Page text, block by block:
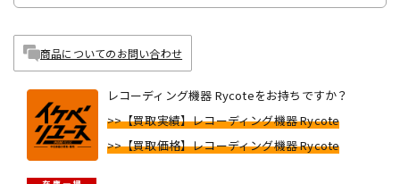
商品についてのお問い合わせ
レコーディング機器 Rycoteをお持ちですか？
>>【買取実績】レコーディング機器 Rycote
>>【買取価格】レコーディング機器 Rycote